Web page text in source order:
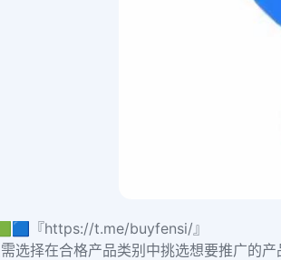
『https://t.me/buyfensi/』
选择在合格产品类别中挑选想要推广的